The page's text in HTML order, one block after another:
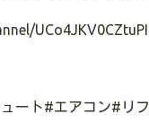
ート#エアコン#リ